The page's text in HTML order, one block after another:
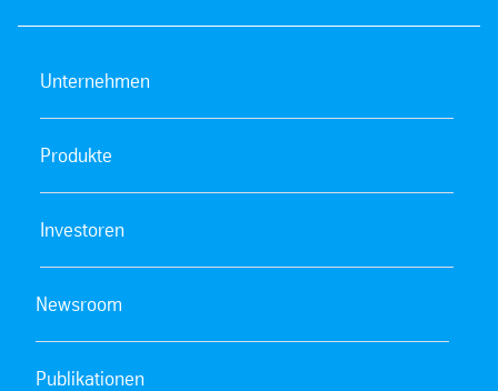
Unternehmen
Produkte
Investoren
Newsroom
Publikationen